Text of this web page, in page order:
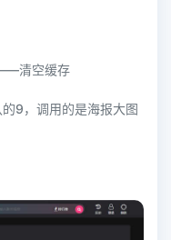
清空缓存
9，调用的是海报大图